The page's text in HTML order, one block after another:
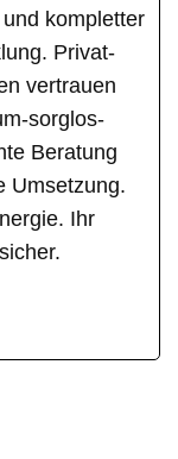
kompletter
Privat-
vertrauen
sorglos-
Beratung
Umsetzung.
Ihr